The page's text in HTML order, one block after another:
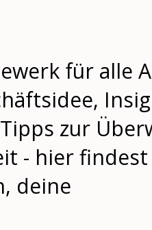
für alle
zur
- hier
deine